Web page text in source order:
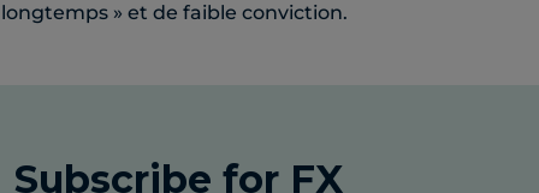
longtemps » et de faible conviction.